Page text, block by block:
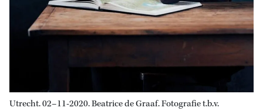
Utrecht. 02–11-2020. Beatrice de Graaf. Fotografie t.b.v.